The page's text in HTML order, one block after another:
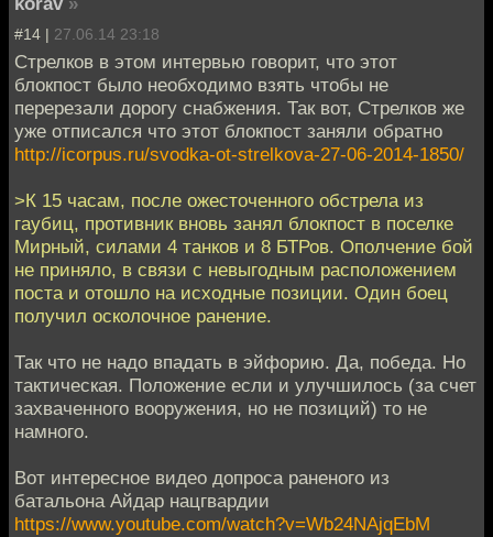
#14 | 27.06.14 23:18
Стрелков в этом интервью говорит, что этот
блокпост было необходимо взять чтобы не
перерезали дорогу снабжения. Так вот, Стрелков же
уже отписался что этот блокпост заняли обратно
http://icorpus.ru/svodka-ot-strelkova-27-06-2014-1850/
>К 15 часам, после ожесточенного обстрела из
гаубиц, противник вновь занял блокпост в поселке
Мирный, силами 4 танков и 8 БТРов. Ополчение бой
не приняло, в связи с невыгодным расположением
поста и отошло на исходные позиции. Один боец
получил осколочное ранение.
Так что не надо впадать в эйфорию. Да, победа. Но
тактическая. Положение если и улучшилось (за счет
захваченного вооружения, но не позиций) то не
намного.
Вот интересное видео допроса раненого из
батальона Айдар нацгвардии
https://www.youtube.com/watch?v=Wb24NAjqEbM